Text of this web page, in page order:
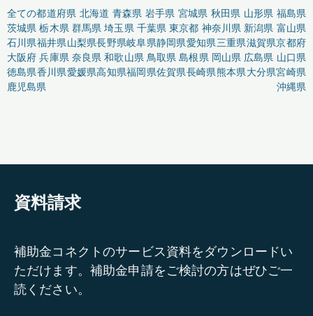
全ての都道府県 北海道 青森県 岩手県 宮城県 秋田県 山形県 福島県
茨城県 栃木県 群馬県 埼玉県 千葉県 東京都 神奈川県 新潟県 富山県
石川県福井県山梨県長野県岐阜県静岡県愛知県三重県滋賀県京都府
大阪府 兵庫県 奈良県 和歌山県 鳥取県 島根県 岡山県 広島県 山口県
徳島県香川県愛媛県高知県福岡県佐賀県長崎県熊本県大分県宮崎県
鹿児島県
沖縄県
資料請求
補助金コネクトのサービス資料をダウンロードい
ただけます。補助金申請をご検討の方はぜひご一
読ください。